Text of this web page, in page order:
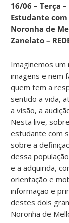
16/06 – Terça
Estudante com
Noronha de
Zanelato –
Imaginemos
imagens e nem
quem tem a
sentido a vida,
a visão, a
Nesta live,
estudante com
sobre a
dessa
e a adquirida,
orientação e
informação e
destes dois
Noronha de